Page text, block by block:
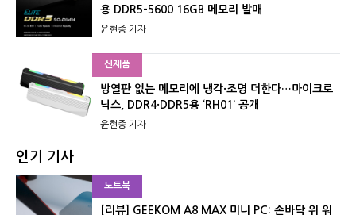
용 DDR5-5600 16GB 메모리 발매
윤현종 기자
신제품
방열판 없는 메모리에 냉각·조명 더한다…마이크로
닉스, DDR4·DDR5용 ‘RH01’ 공개
윤현종 기자
인기 기사
노트북
[리뷰] GEEKOM A8 MAX 미니 PC: 손바닥 위 워